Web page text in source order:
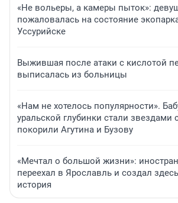
«Не вольеры, а камеры пыток»:
пожаловалась на состояние
Уссурийске
Выжившая после атаки с кислотой
выписалась из больницы
«Нам не хотелось популярности».
уральской глубинки стали звездами
покорили Агутина и Бузову
«Мечтал о большой жизни»:
переехал в Ярославль и создал
история